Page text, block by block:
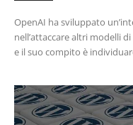
OpenAI ha sviluppato
nell’attaccare altri modelli
e il suo compito è